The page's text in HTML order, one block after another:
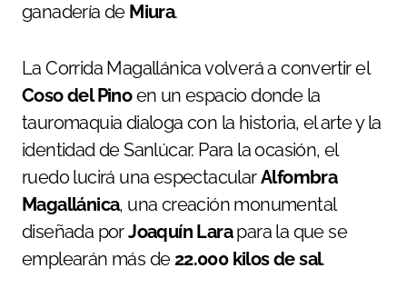
ganadería de Miura.
La Corrida Magallánica volverá a convertir el
Coso del Pinoen un espacio donde la
tauromaquia dialoga con la historia, el arte y la
identidad de Sanlúcar. Para la ocasión, el
ruedo lucirá una espectacularAlfombra
Magallánica, una creación monumental
diseñada porJoaquín Larapara la que se
emplearán más de22.000 kilos de sal.